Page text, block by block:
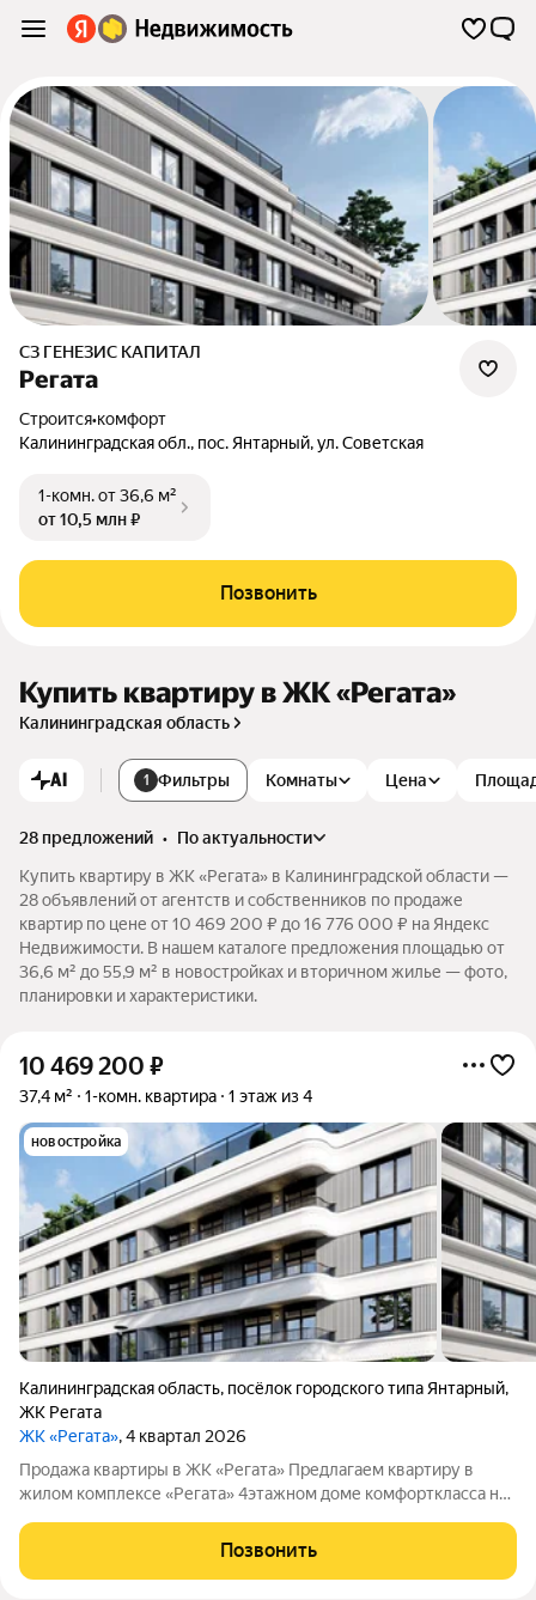
СЗ ГЕНЕЗИС КАПИТАЛ
Регата
Строится•комфорт
Калининградская обл., пос. Янтарный,ул. Советская
1-комн.от 36,6 м²
от 10,5 млн ₽
Позвонить
Купить квартиру в ЖК «Регата»
Калининградская область
AI 1 Фильтры Комнаты Цена
28 предложений •
по актуальности
Купить квартиру в ЖК «Регата» в Калининградской области —
28 объявлений от агентств и собственников по продаже
квартир по цене от 10 469 200 ₽ до 16 776 000 ₽ на Яндекс
Недвижимости. В нашем каталоге предложения площадью от
36,6 м² до 55,9 м² в новостройках и вторичном жилье — фото,
планировки и характеристики.
10 469 200 ₽
37,4 м² 1-комн. квартира 1 этаж из 4
новостройка
Калининградская область, посёлок городского типа Янтарный,
ЖК Регата
ЖК «Регата», 4 квартал 2026
Продажа квартиры в ЖК «Регата» Предлагаем квартиру в
жилом комплексе «Регата» 4этажном доме комфорткласса на
ООО«СЗГенезисКапитал» без посредников. Особенности
комплекса Жилой комплекс расположен
Позвонить